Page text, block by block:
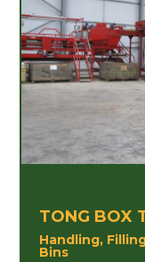
TONG BOX
Handling,
Bins